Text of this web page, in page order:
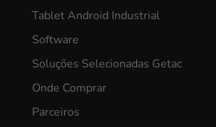
Tablet Android Industrial
Software
Soluções Selecionadas Getac
Onde Comprar
Parceiros